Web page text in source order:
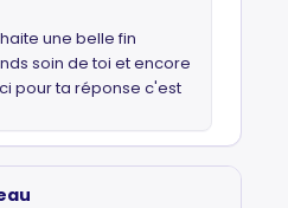
une belle fin
soin de toi et encore
pour ta réponse c'est